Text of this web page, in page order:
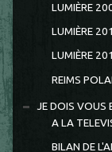
LUMIÈRE
LUMIÈRE
LUMIÈRE
REIMS
JE DOIS VOUS
A LA
BILAN DE